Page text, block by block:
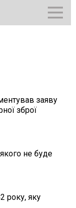
заяву
зброї
не буде
року, яку